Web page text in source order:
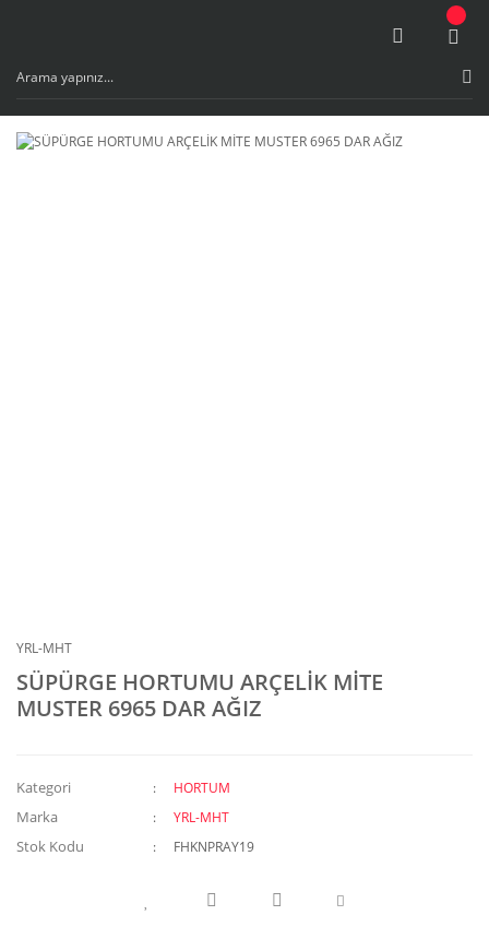
YRL-MHT
SÜPÜRGE HORTUMU ARÇELİK MİTE
MUSTER 6965 DAR AĞIZ
Kategori HORTUM
Marka YRL-MHT
Stok Kodu FHKNPRAY19